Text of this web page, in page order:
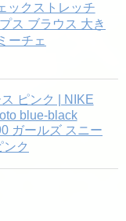
ックストレッチ
ス ブラウス 大き
ーチェ
ピンク | NIKE
blue-black
ガールズ スニー
ク